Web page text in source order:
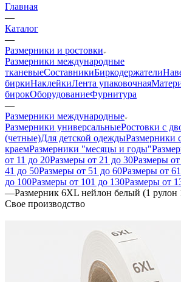
Главная
—
Каталог
—
Размерники и ростовки
Размерники международные
тканевыеСоставникиБиркодержатели
биркиНаклейкиЛента упаковочная
бирокОборудованиеФурнитура
—
Размерники международные
Размерники универсальныеРостовки с
(четные)Для детской одеждыРазмерники
краемРазмерники "месяцы и годы"
от 11 до 20Размеры от 21 до 30Размеры
41 до 50Размеры от 51 до 60Размеры от
до 100Размеры от 101 до 130Размеры от
—Размерник 6XL нейлон белый (1 рулон
Свое производство